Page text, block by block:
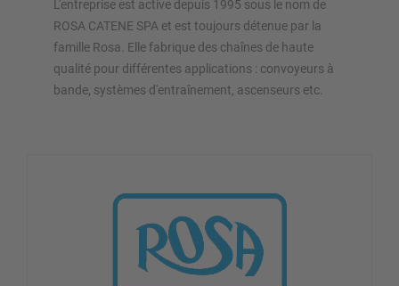
L'entreprise est active depuis 1995 sous le nom de
ROSA CATENE SPA et est toujours détenue par la
famille Rosa. Elle fabrique des chaînes de haute
qualité pour différentes applications : convoyeurs à
bande, systèmes d'entraînement, ascenseurs etc.